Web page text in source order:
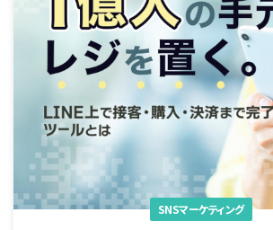
SNSマーケティング